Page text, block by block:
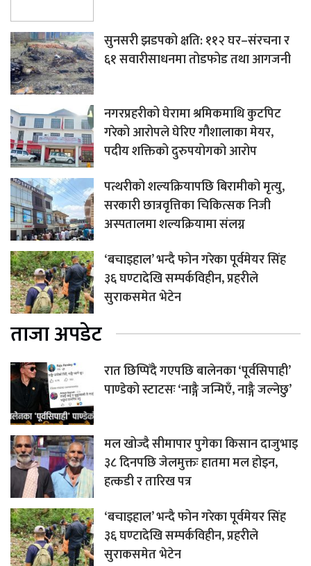
सुनसरी झडपको क्षति: ११२ घर–संरचना र
६१ सवारीसाधनमा तोडफोड तथा आगजनी
नगरप्रहरीको घेरामा श्रमिकमाथि कुटपिट
गरेको आरोपले घेरिए गौशालाका मेयर,
पदीय शक्तिको दुरुपयोगको आरोप
पत्थरीको शल्यक्रियापछि बिरामीको मृत्यु,
सरकारी छात्रवृत्तिका चिकित्सक निजी
अस्पतालमा शल्यक्रियामा संलग्न
‘बचाइहाल’ भन्दै फोन गरेका पूर्वमेयर सिंह
३६ घण्टादेखि सम्पर्कविहीन, प्रहरीले
सुराकसमेत भेटेन
ताजा अपडेट
रात छिप्पिँदै गएपछि बालेनका ‘पूर्वसिपाही’
पाण्डेको स्टाटसः ‘नाङ्गै जन्मिएँ, नाङ्गै जल्नेछु’
मल खोज्दै सीमापार पुगेका किसान दाजुभाइ
३८ दिनपछि जेलमुक्तः हातमा मल होइन,
हत्कडी र तारिख पत्र
‘बचाइहाल’ भन्दै फोन गरेका पूर्वमेयर सिंह
३६ घण्टादेखि सम्पर्कविहीन, प्रहरीले
सुराकसमेत भेटेन